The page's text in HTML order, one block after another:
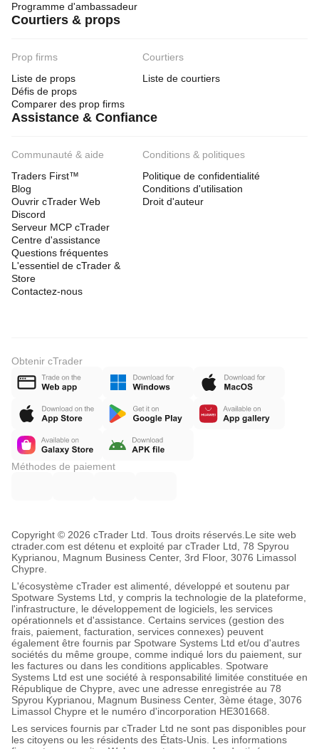
Programme d'ambassadeur
Courtiers & props
Prop firms
Liste de props
Défis de props
Comparer des prop firms
Courtiers
Liste de courtiers
Assistance & Confiance
Communauté & aide
Traders First™
Blog
Ouvrir cTrader Web
Discord
Serveur MCP cTrader
Centre d'assistance
Questions fréquentes
L'essentiel de cTrader &
Store
Contactez-nous
Conditions & politiques
Politique de confidentialité
Conditions d'utilisation
Droit d'auteur
Obtenir cTrader
Méthodes de paiement
Copyright © 2026 cTrader Ltd. Tous droits réservés. Le site web
ctrader.com est détenu et exploité par cTrader Ltd, 78 Spyrou
Kyprianou, Magnum Business Center, 3rd Floor, 3076 Limassol
Chypre.
L'écosystème cTrader est alimenté, développé et soutenu par
Spotware Systems Ltd, y compris la technologie de la plateforme,
l'infrastructure, le développement de logiciels, les services
opérationnels et d'assistance. Certains services (gestion des
frais, paiement, facturation, services connexes) peuvent
également être fournis par Spotware Systems Ltd et/ou d'autres
sociétés du même groupe, comme indiqué lors du paiement, sur
les factures ou dans les conditions applicables. Spotware
Systems Ltd est une société à responsabilité limitée constituée en
République de Chypre, avec une adresse enregistrée au 78
Spyrou Kyprianou, Magnum Business Center, 3ème étage, 3076
Limassol Chypre et le numéro d'incorporation HE301668.
Les services fournis par cTrader Ltd ne sont pas disponibles pour
les citoyens ou les résidents des États-Unis. Les informations